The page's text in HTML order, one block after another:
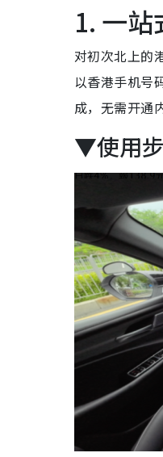
1. 一
对初次北上的
以香港手机号
成，无需开通
▼使用